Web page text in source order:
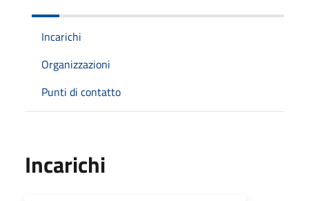
Incarichi
Organizzazioni
Punti di contatto
Incarichi